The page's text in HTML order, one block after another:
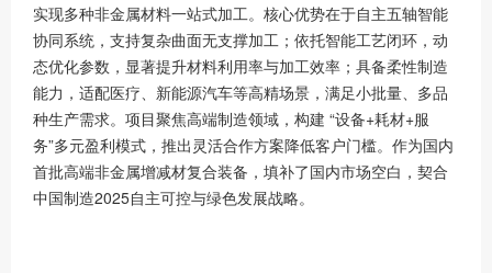
实现多种非金属材料一站式加工。核心优势在于自主五轴智能
协同系统，支持复杂曲面无支撑加工；依托智能工艺闭环，动
态优化参数，显著提升材料利用率与加工效率；具备柔性制造
能力，适配医疗、新能源汽车等高精场景，满足小批量、多品
种生产需求。项目聚焦高端制造领域，构建 “设备+耗材+服
务”多元盈利模式，推出灵活合作方案降低客户门槛。作为国内
首批高端非金属增减材复合装备，填补了国内市场空白，契合
中国制造2025自主可控与绿色发展战略。